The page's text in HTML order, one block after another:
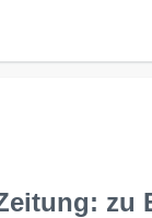
zu